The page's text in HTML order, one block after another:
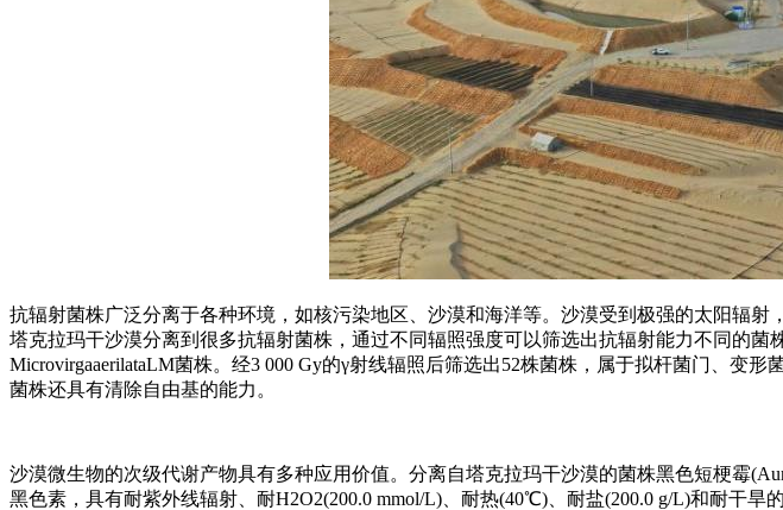
抗辐射菌株广泛分离于各种环境，如核污染地区、沙漠和海洋等。沙漠受到极强的太阳辐射
塔克拉玛干沙漠分离到很多抗辐射菌株，通过不同辐照强度可以筛选出抗辐射能力不同的菌
MicrovirgaaerilataLM菌株。经3 000 Gy的γ射线辐照后筛选出52株菌株，属于拟杆菌门、变
菌株还具有清除自由基的能力。
沙漠微生物的次级代谢产物具有多种应用价值。分离自塔克拉玛干沙漠的菌株黑色短梗霉
黑色素，具有耐紫外线辐射、耐H2O2(200.0 mmol/L)、耐热(40℃)、耐盐(200.0 g/L)和耐干旱